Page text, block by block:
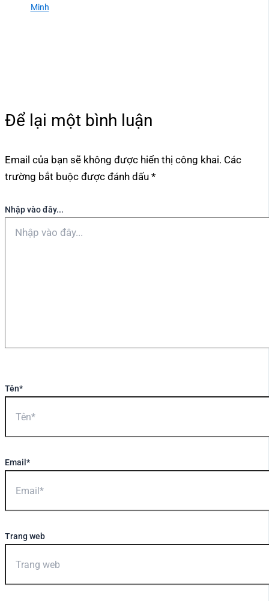
Minh
Để lại một bình luận
Email của bạn sẽ không được hiển thị công khai. Các
trường bắt buộc được đánh dấu *
Nhập vào đây...
Tên*
Email*
Trang web